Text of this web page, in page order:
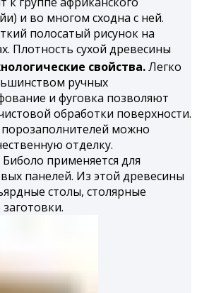
и во многом сходна с ней.
полосатый рисунок на
Плотность сухой древесины
свойства.Легко
ручных
и фуговка позволяют
обработки поверхности.
можно
отделку.
применяется для
панелей. Из этой древесины
столы, столярные